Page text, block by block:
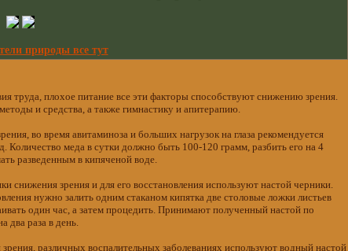
природы все тут
труда, плохое питание все эти факторы способствуют снижению зрения.
и средства, а также гимнастику и апитерапию.
во время авитаминоза и больших нагрузок на глаза рекомендуется
Количество меда в сутки должно быть 100-120 грамм, разбить его на 4
разведенным в кипяченой воде.
снижения зрения и для его восстановления используют настой черники.
нужно залить одним стаканом кипятка две столовые ложки листьев
один час, а затем процедить. Принимают полученный настой по
два раза в день.
различных воспалительных заболеваниях используют водный настой